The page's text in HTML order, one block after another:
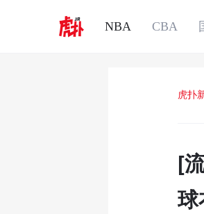
NBA CBA
虎扑
[